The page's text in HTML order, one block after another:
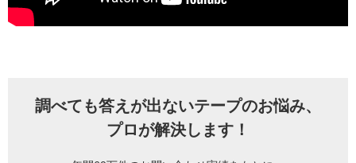
調べても答えが出ないテープのお悩み、
プロが解決します！